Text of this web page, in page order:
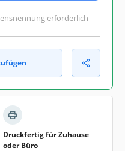
erforderlich
Druckfertig für Zuhause
oder Büro